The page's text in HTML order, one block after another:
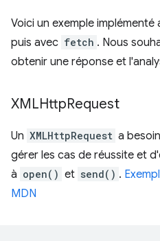
Voici un exemple implémenté
puis avec fetch . Nous
obtenir une réponse et
XMLHttpRequest
Un XMLHttpRequest a
gérer les cas de réussite et
à open() et send() .
MDN